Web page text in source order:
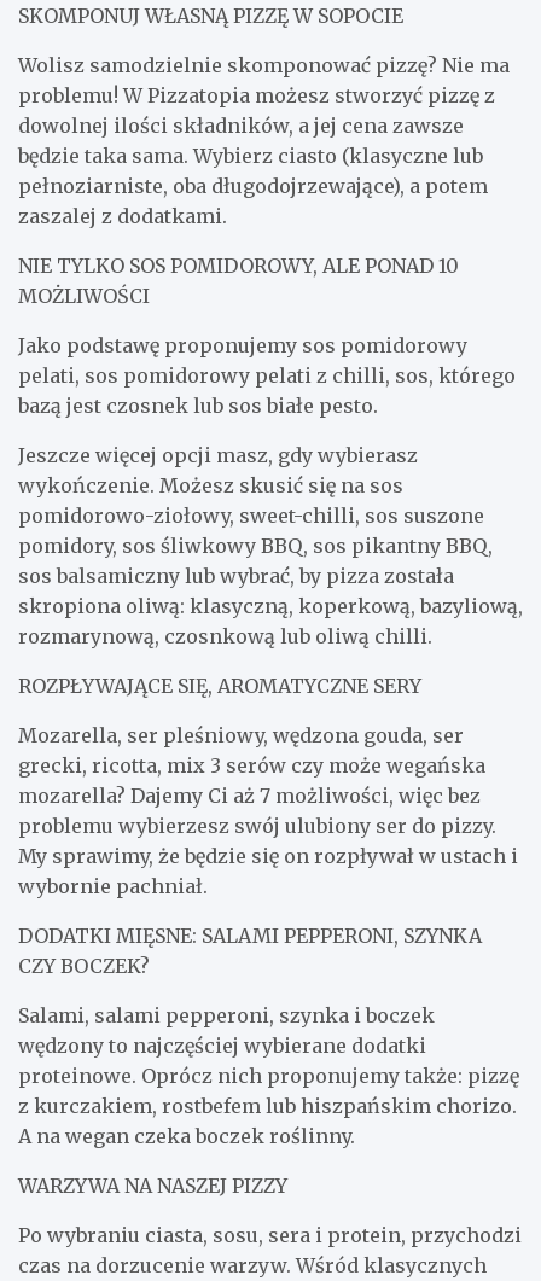
SKOMPONUJ WŁASNĄ PIZZĘ W SOPOCIE
Wolisz samodzielnie skomponować pizzę? Nie ma
problemu! W Pizzatopia możesz stworzyć pizzę z
dowolnej ilości składników, a jej cena zawsze
będzie taka sama. Wybierz ciasto (klasyczne lub
pełnoziarniste, oba długodojrzewające), a potem
zaszalej z dodatkami.
NIE TYLKO SOS POMIDOROWY, ALE PONAD 10
MOŻLIWOŚCI
Jako podstawę proponujemy sos pomidorowy
pelati, sos pomidorowy pelati z chilli, sos, którego
bazą jest czosnek lub sos białe pesto.
Jeszcze więcej opcji masz, gdy wybierasz
wykończenie. Możesz skusić się na sos
pomidorowo-ziołowy, sweet-chilli, sos suszone
pomidory, sos śliwkowy BBQ, sos pikantny BBQ,
sos balsamiczny lub wybrać, by pizza została
skropiona oliwą: klasyczną, koperkową, bazyliową,
rozmarynową, czosnkową lub oliwą chilli.
ROZPŁYWAJĄCE SIĘ, AROMATYCZNE SERY
Mozarella, ser pleśniowy, wędzona gouda, ser
grecki, ricotta, mix 3 serów czy może wegańska
mozarella? Dajemy Ci aż 7 możliwości, więc bez
problemu wybierzesz swój ulubiony ser do pizzy.
My sprawimy, że będzie się on rozpływał w ustach i
wybornie pachniał.
DODATKI MIĘSNE: SALAMI PEPPERONI, SZYNKA
CZY BOCZEK?
Salami, salami pepperoni, szynka i boczek
wędzony to najczęściej wybierane dodatki
proteinowe. Oprócz nich proponujemy także: pizzę
z kurczakiem, rostbefem lub hiszpańskim chorizo.
A na wegan czeka boczek roślinny.
WARZYWA NA NASZEJ PIZZY
Po wybraniu ciasta, sosu, sera i protein, przychodzi
czas na dorzucenie warzyw. Wśród klasycznych